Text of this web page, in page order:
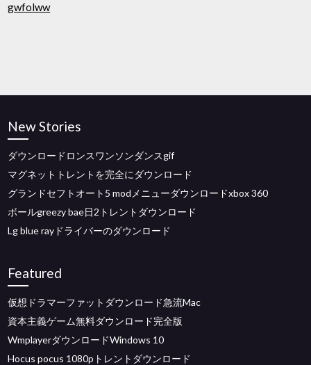
gwfolww
New Stories
ダウンロードロンスワンソンダンスgif
マグネットトレントを完全にダウンロード
グランドセフトオート5 modメニューダウンロードxbox 360
ボールgreezy bae日2トレントダウンロード
Lg blue rayドライバーのダウンロード
Featured
仮想ドラマーファットダウンロード急流Mac
資本主義ゲーム無料ダウンロード完全版
WmplayerダウンロードWindows 10
Hocus pocus 1080pトレントダウンロード